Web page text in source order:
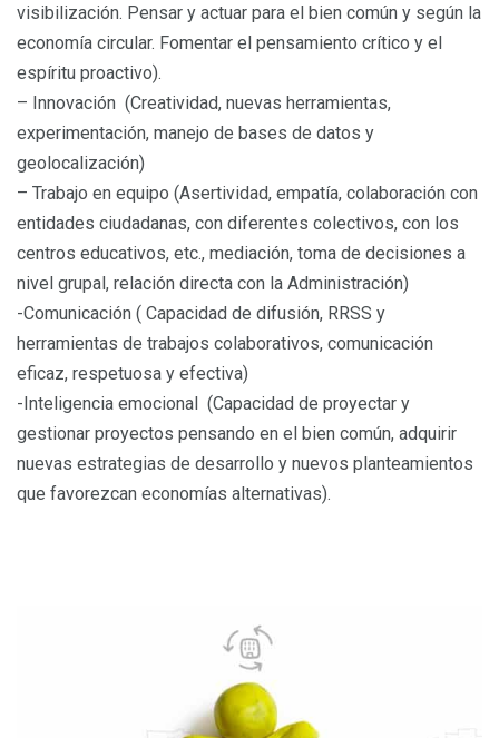
visibilización. Pensar y actuar para el bien común y según la
economía circular. Fomentar el pensamiento crítico y el
espíritu proactivo).
– Innovación (Creatividad, nuevas herramientas,
experimentación, manejo de bases de datos y
geolocalización)
– Trabajo en equipo (Asertividad, empatía, colaboración con
entidades ciudadanas, con diferentes colectivos, con los
centros educativos, etc., mediación, toma de decisiones a
nivel grupal, relación directa con la Administración)
-Comunicación ( Capacidad de difusión, RRSS y
herramientas de trabajos colaborativos, comunicación
eficaz, respetuosa y efectiva)
-Inteligencia emocional (Capacidad de proyectar y
gestionar proyectos pensando en el bien común, adquirir
nuevas estrategias de desarrollo y nuevos planteamientos
que favorezcan economías alternativas).